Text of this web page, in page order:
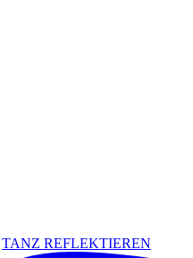
TANZ REFLEKTIEREN